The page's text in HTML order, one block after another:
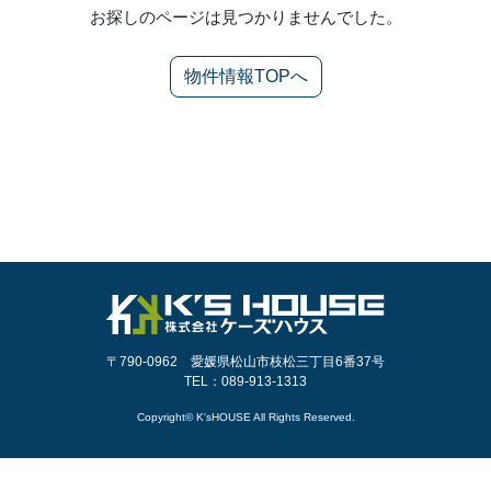
お探しのページは見つかりませんでした。
物件情報TOPへ
〒790-0962 愛媛県松山市枝松三丁目6番37号
TEL：089-913-1313
Copyright© K'sHOUSE All Rights Reserved.